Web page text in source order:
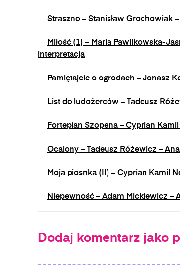
Straszno – Stanisław Grochowiak
Miłość (1) – Maria Pawlikowska-
interpretacja
Pamiętajcie o ogrodach – Jonasz
List do ludożerców – Tadeusz
Fortepian Szopena – Cyprian
Ocalony – Tadeusz Różewicz –
Moja piosnka (II) – Cyprian Kamil
Niepewność – Adam Mickiewicz –
Dodaj komentarz jako